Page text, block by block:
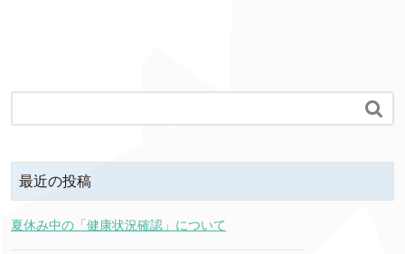

最近の投稿
夏休み中の「健康状況確認」について